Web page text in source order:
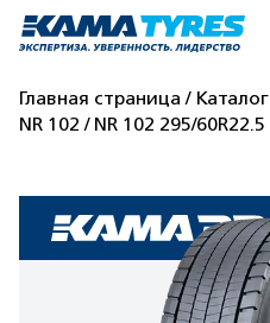
Главная страница Каталог
NR 102
NR 102 295/60R22.5